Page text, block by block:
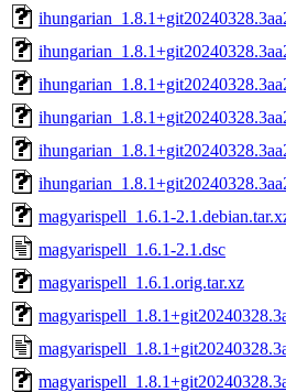
magyarispell_1.6.1-
magyarispell_1.6.1-2.1.dsc
magyarispell_1.6.1.orig.tar.xz